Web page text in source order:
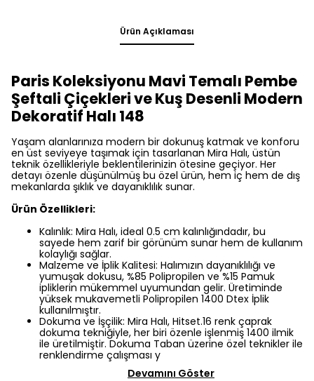
Ürün Açıklaması
Paris Koleksiyonu Mavi Temalı Pembe
Şeftali Çiçekleri ve Kuş Desenli Modern
Dekoratif Halı 148
Yaşam alanlarınıza modern bir dokunuş katmak ve konforu
en üst seviyeye taşımak için tasarlanan Mira Halı, üstün
teknik özellikleriyle beklentilerinizin ötesine geçiyor. Her
detayı özenle düşünülmüş bu özel ürün, hem iç hem de dış
mekanlarda şıklık ve dayanıklılık sunar.
Ürün Özellikleri:
Kalınlık: Mira Halı, ideal 0.5 cm kalınlığındadır, bu
sayede hem zarif bir görünüm sunar hem de kullanım
kolaylığı sağlar.
Malzeme ve İplik Kalitesi: Halımızın dayanıklılığı ve
yumuşak dokusu, %85 Polipropilen ve %15 Pamuk
ipliklerin mükemmel uyumundan gelir. Üretiminde
yüksek mukavemetli Polipropilen 1400 Dtex İplik
kullanılmıştır.
Dokuma ve İşçilik: Mira Halı, Hitset.16 renk çaprak
dokuma tekniğiyle, her biri özenle işlenmiş 1400 ilmik
ile üretilmiştir. Dokuma Taban üzerine özel teknikler ile
renklendirme çalışması y
Devamını Göster